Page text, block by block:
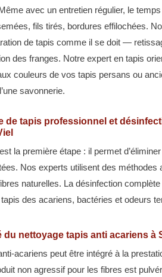
avec un entretien régulier, le
fils tirés, bordures effilochées.
de tapis comme il se doit —
des franges. Notre expert en tapis
couleurs de vos tapis persans ou
savonnerie.
de tapis professionnel et
la première étape : il permet
Nos experts utilisent des méthodes
naturelles. La désinfection
des acariens, bactéries et odeurs
du nettoyage tapis anti acariens à
acariens peut être intégré à la
non agressif pour les fibres est